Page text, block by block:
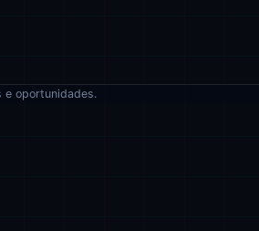
oportunidades.